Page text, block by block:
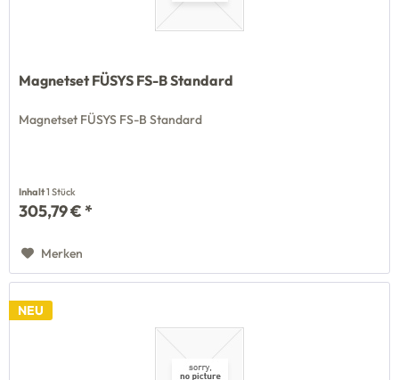
Magnetset FÜSYS FS-B Standard
Magnetset FÜSYS FS-B Standard
Inhalt1 Stück
305,79 € *
Merken
NEU